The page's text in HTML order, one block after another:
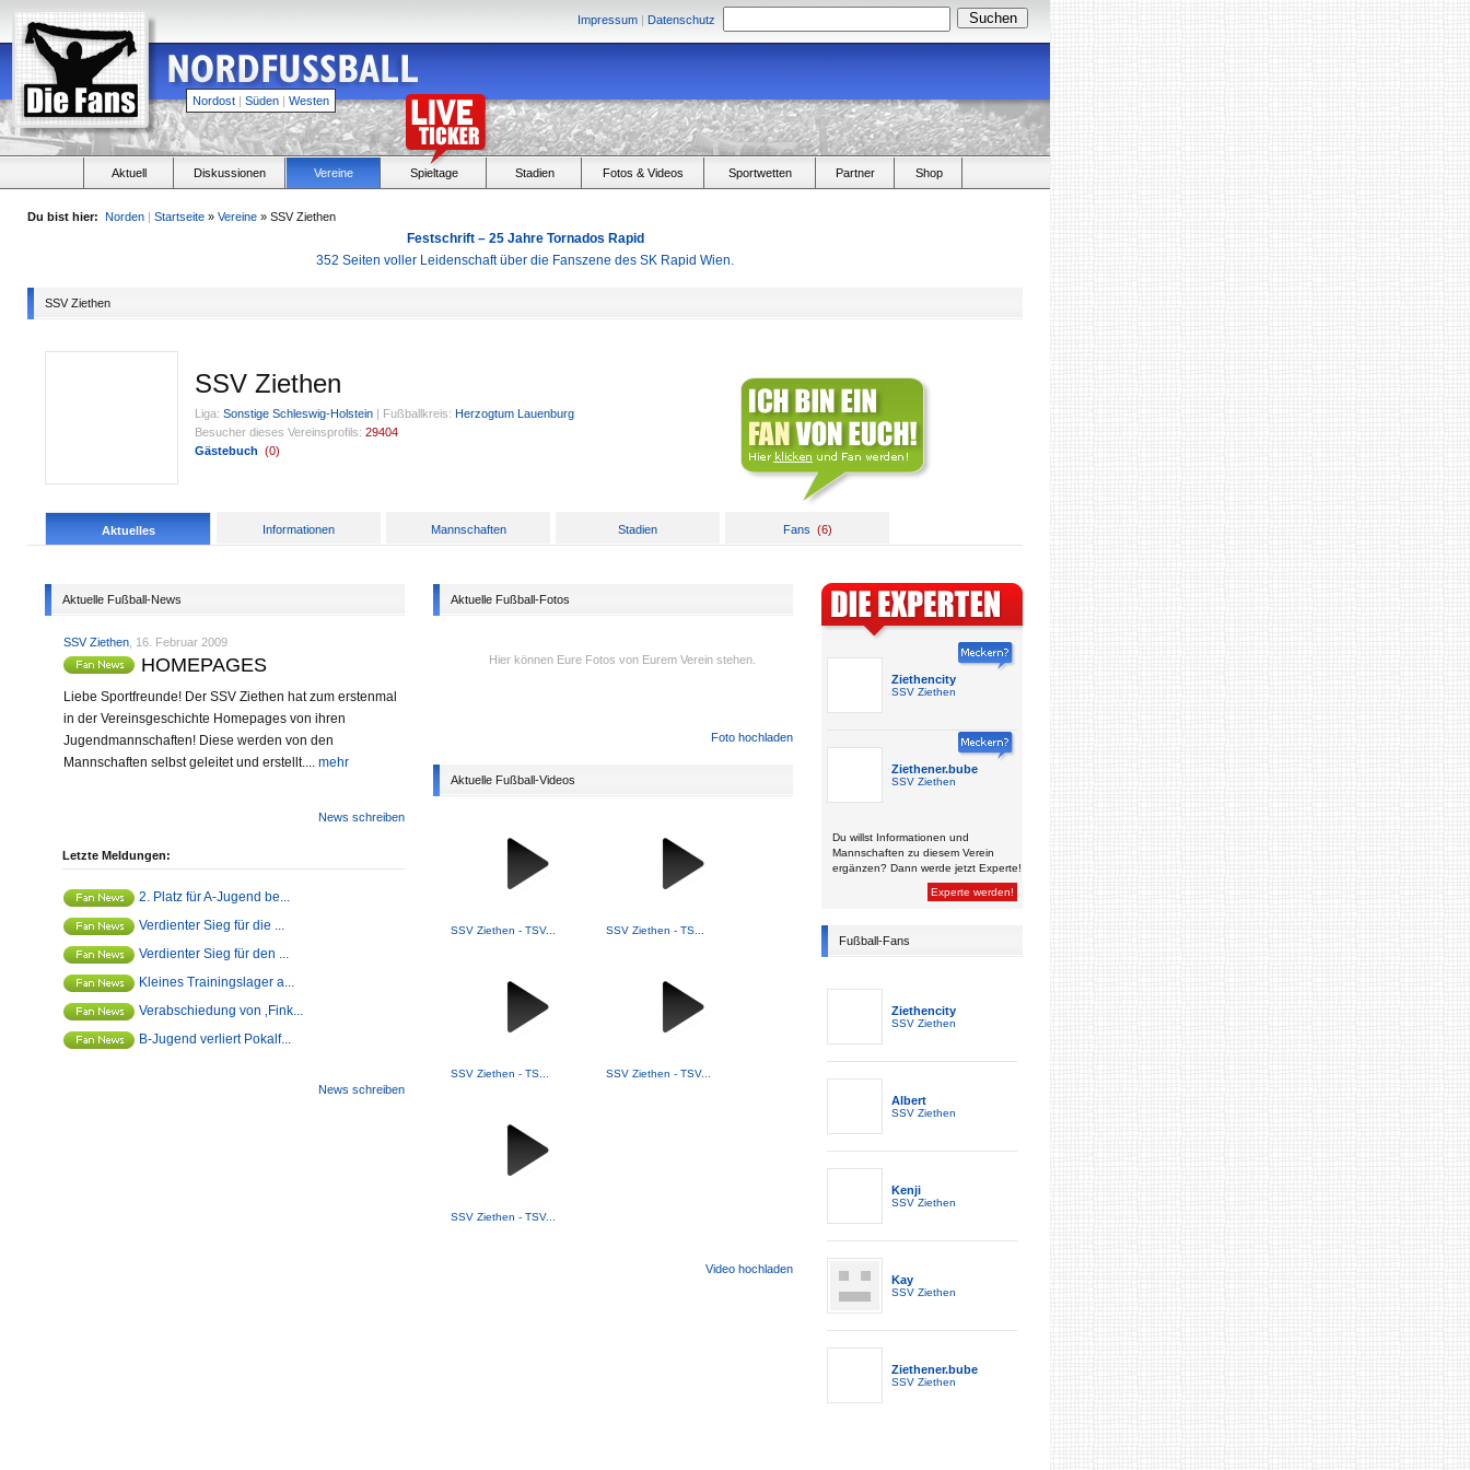
Impressum | Datenschutz
Nordost | Süden | Westen
Aktuell Diskussionen Vereine Spieltage Stadien Fotos & Videos Sportwetten Partner Shop
Du bist hier: Norden | Startseite » Vereine » SSV Ziethen
Festschrift – 25 Jahre Tornados Rapid
352 Seiten voller Leidenschaft über die Fanszene des SK Rapid Wien.
SSV Ziethen
SSV Ziethen
Liga: Sonstige Schleswig-Holstein | Fußballkreis: Herzogtum Lauenburg
Besucher dieses Vereinsprofils: 29404
Gästebuch (0)
Aktuelles Informationen Mannschaften Stadien Fans (6)
Aktuelle Fußball-News
SSV Ziethen , 16. Februar 2009
HOMEPAGES
Liebe Sportfreunde! Der SSV Ziethen hat zum erstenmal
in der Vereinsgeschichte Homepages von ihren
Jugendmannschaften! Diese werden von den
Mannschaften selbst geleitet und erstellt.... mehr
News schreiben
Letzte Meldungen:
2. Platz für A-Jugend be...
Verdienter Sieg für die ...
Verdienter Sieg für den ...
Kleines Trainingslager a...
Verabschiedung von ‚Fink...
B-Jugend verliert Pokalf...
News schreiben
Aktuelle Fußball-Fotos
Hier können Eure Fotos von Eurem Verein stehen.
Foto hochladen
Aktuelle Fußball-Videos
SSV Ziethen - TSV... SSV Ziethen - TS...
SSV Ziethen - TS... SSV Ziethen - TSV...
SSV Ziethen - TSV...
Video hochladen
Ziethencity
SSV Ziethen
Ziethener.bube
SSV Ziethen
Du willst Informationen und
Mannschaften zu diesem Verein
ergänzen? Dann werde jetzt Experte!
Experte werden!
Fußball-Fans
Ziethencity
SSV Ziethen
Albert
SSV Ziethen
Kenji
SSV Ziethen
Kay
SSV Ziethen
Ziethener.bube
SSV Ziethen